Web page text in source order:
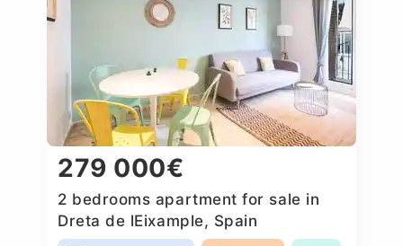
279 000€
2 bedrooms apartment for sale in
Dreta de lEixample, Spain